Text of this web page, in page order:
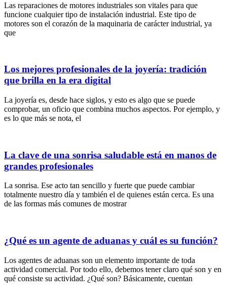
Las reparaciones de motores industriales son vitales para que
funcione cualquier tipo de instalación industrial. Este tipo de
motores son el corazón de la maquinaria de carácter industrial, ya
que
Los mejores profesionales de la joyería: tradición
que brilla en la era digital
La joyería es, desde hace siglos, y esto es algo que se puede
comprobar, un oficio que combina muchos aspectos. Por ejemplo, y
es lo que más se nota, el
La clave de una sonrisa saludable está en manos de
grandes profesionales
La sonrisa. Ese acto tan sencillo y fuerte que puede cambiar
͏totalmente nues͏tro día y también el de quienes están ͏cerca. Es u͏na
de las formas más comunes de mostrar
¿Qué es un agente de aduanas y cuál es su función?
Los agentes de aduanas son un elemento importante de toda
actividad comercial. Por todo ello, debemos tener claro qué son y en
qué consiste su actividad. ¿Qué son? Básicamente, cuentan